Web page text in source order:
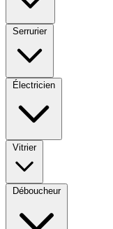
Serrurier
Électricien
Vitrier
Déboucheur